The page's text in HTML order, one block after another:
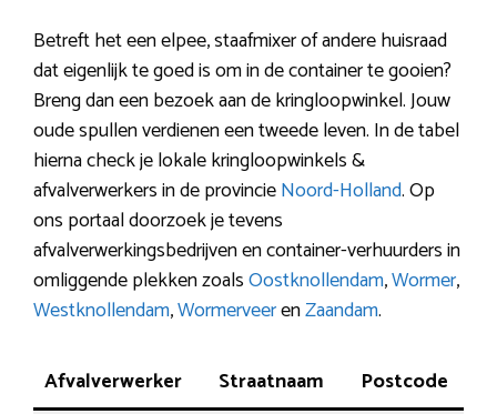
Betreft het een elpee, staafmixer of andere huisraad
dat eigenlijk te goed is om in de container te gooien?
Breng dan een bezoek aan de kringloopwinkel. Jouw
oude spullen verdienen een tweede leven. In de tabel
hierna check je lokale kringloopwinkels &
afvalverwerkers in de provincieNoord-Holland. Op
ons portaal doorzoek je tevens
afvalverwerkingsbedrijven en container-verhuurders in
omliggende plekken zoalsOostknollendam,Wormer,
Westknollendam,WormerveerenZaandam.
Afvalverwerker Straatnaam Postcode